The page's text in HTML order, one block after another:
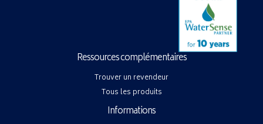
Ressources complémentaires
Trouver un revendeur
Tous les produits
Informations